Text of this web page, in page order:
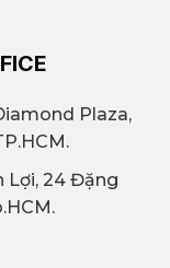
Plaza,
Lợi, 24 Đặng